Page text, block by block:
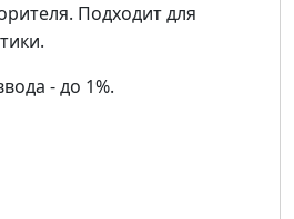
Подходит для
- до 1%.